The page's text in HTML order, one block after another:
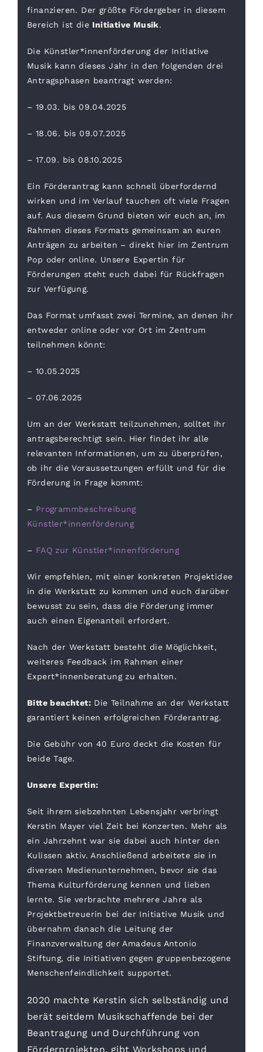
finanzieren. Der größte Fördergeber in diesem
Bereich ist die Initiative Musik.
Die Künstler*innenförderung der Initiative
Musik kann dieses Jahr in den folgenden drei
Antragsphasen beantragt werden:
– 19.03. bis 09.04.2025
– 18.06. bis 09.07.2025
– 17.09. bis 08.10.2025
Ein Förderantrag kann schnell überfordernd
wirken und im Verlauf tauchen oft viele Fragen
auf. Aus diesem Grund bieten wir euch an, im
Rahmen dieses Formats gemeinsam an euren
Anträgen zu arbeiten – direkt hier im Zentrum
Pop oder online. Unsere Expertin für
Förderungen steht euch dabei für Rückfragen
zur Verfügung.
Das Format umfasst zwei Termine, an denen ihr
entweder online oder vor Ort im Zentrum
teilnehmen könnt:
– 10.05.2025
– 07.06.2025
Um an der Werkstatt teilzunehmen, solltet ihr
antragsberechtigt sein. Hier findet ihr alle
relevanten Informationen, um zu überprüfen,
ob ihr die Voraussetzungen erfüllt und für die
Förderung in Frage kommt:
– Programmbeschreibung
Künstler*innenförderung
– FAQ zur Künstler*innenförderung
Wir empfehlen, mit einer konkreten Projektidee
in die Werkstatt zu kommen und euch darüber
bewusst zu sein, dass die Förderung immer
auch einen Eigenanteil erfordert.
Nach der Werkstatt besteht die Möglichkeit,
weiteres Feedback im Rahmen einer
Expert*innenberatung zu erhalten.
Bitte beachtet: Die Teilnahme an der Werkstatt
garantiert keinen erfolgreichen Förderantrag.
Die Gebühr von 40 Euro deckt die Kosten für
beide Tage.
Unsere Expertin:
Seit ihrem siebzehnten Lebensjahr verbringt
Kerstin Mayer viel Zeit bei Konzerten. Mehr als
ein Jahrzehnt war sie dabei auch hinter den
Kulissen aktiv. Anschließend arbeitete sie in
diversen Medienunternehmen, bevor sie das
Thema Kulturförderung kennen und lieben
lernte. Sie verbrachte mehrere Jahre als
Projektbetreuerin bei der Initiative Musik und
übernahm danach die Leitung der
Finanzverwaltung der Amadeus Antonio
Stiftung, die Initiativen gegen gruppenbezogene
Menschenfeindlichkeit supportet.
2020 machte Kerstin sich selbständig und
berät seitdem Musikschaffende bei der
Beantragung und Durchführung von
Förderprojekten, gibt Workshops und